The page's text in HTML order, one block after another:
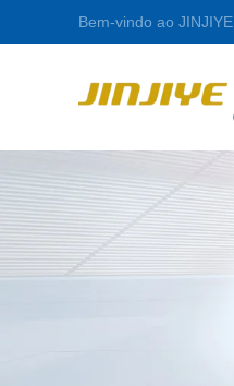
Bem-vindo ao JINJIYE